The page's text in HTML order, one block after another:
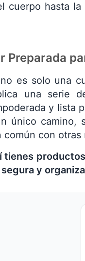
cuerpo hasta
Preparada
no es solo una
una serie
y lista
único camino,
con otras
y